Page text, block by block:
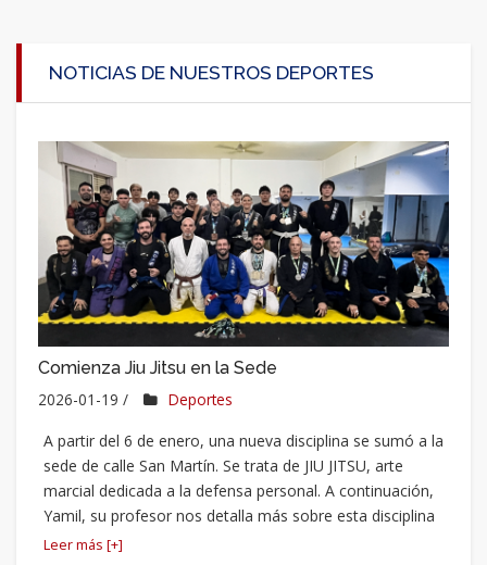
NOTICIAS DE NUESTROS DEPORTES
Comienza Jiu Jitsu en la Sede
2026-01-19 /
Deportes
A partir del 6 de enero, una nueva disciplina se sumó a la
sede de calle San Martín. Se trata de JIU JITSU, arte
marcial dedicada a la defensa personal. A continuación,
Yamil, su profesor nos detalla más sobre esta disciplina
Leer más [+]